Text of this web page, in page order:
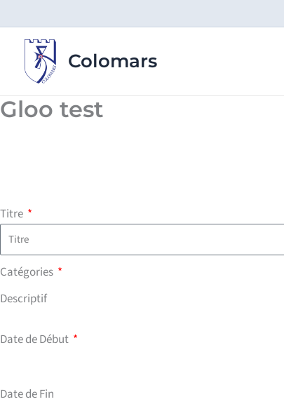
au
contenu
Colomars
Gloo test
Titre
Catégories
Descriptif
Date de Début
Date de Fin